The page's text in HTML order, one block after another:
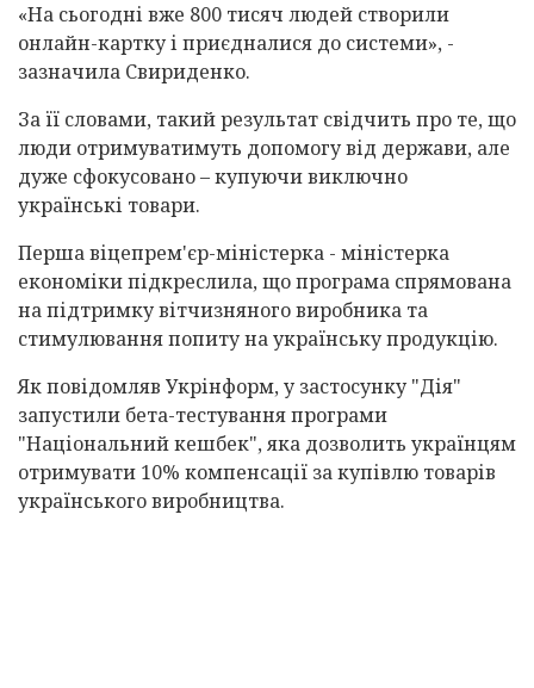
«На сьогодні вже 800 тисяч людей створили
онлайн-картку і приєдналися до системи», -
зазначила Свириденко.
За її словами, такий результат свідчить про те, що
люди отримуватимуть допомогу від держави, але
дуже сфокусовано – купуючи виключно
українські товари.
Перша віцепрем'єр-міністерка - міністерка
економіки підкреслила, що програма спрямована
на підтримку вітчизняного виробника та
стимулювання попиту на українську продукцію.
Як повідомляв Укрінформ, у застосунку "Дія"
запустили бета-тестування програми
"Національний кешбек", яка дозволить українцям
отримувати 10% компенсації за купівлю товарів
українського виробництва.